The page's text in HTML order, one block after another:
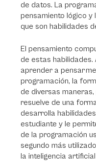
de datos. La
pensamiento lógico y
que son habilidades
El pensamiento
de estas
aprender a pensar
programación, la
de diversas
resuelve de una
desarrolla
estudiante y le
de la programación
segundo más
la inteligencia